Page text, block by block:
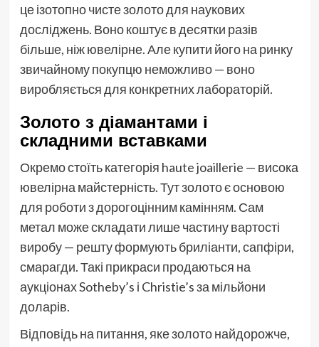
це ізотопно чисте золото для наукових
досліджень. Воно коштує в десятки разів
більше, ніж ювелірне. Але купити його на ринку
звичайному покупцю неможливо — воно
виробляється для конкретних лабораторій.
Золото з діамантами і
складними вставками
Окремо стоїть категорія haute joaillerie — висока
ювелірна майстерність. Тут золото є основою
для роботи з дорогоцінним камінням. Сам
метал може складати лише частину вартості
виробу — решту формують бриліанти, сапфіри,
смарагди. Такі прикраси продаються на
аукціонах Sotheby’s і Christie’s за мільйони
доларів.
Відповідь на питання, яке золото найдорожче,